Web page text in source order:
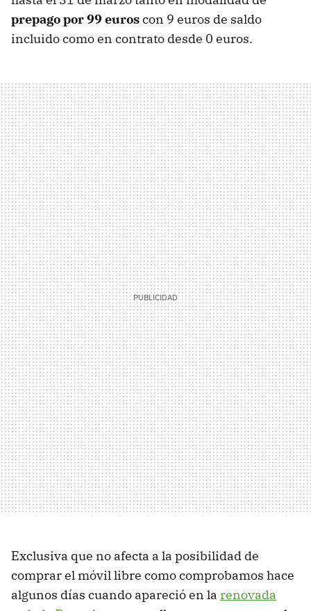
prepago por 99 euroscon 9 euros de saldo
incluido como en contrato desde 0 euros.
Exclusiva que no afecta a la posibilidad de
comprar el móvil libre como comprobamos hace
algunos días cuando apareció en la renovada